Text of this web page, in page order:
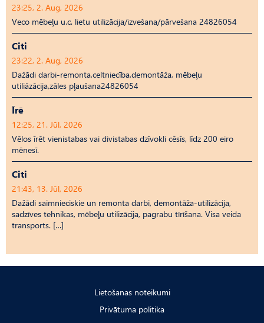
23:25, 2. Aug, 2026
Veco mēbeļu u.c. lietu utilizācija/izvešana/pārvešana 24826054
Citi
23:22, 2. Aug, 2026
Dažādi darbi-remonta,celtniecība,demontāža, mēbeļu
utiliāzācija,zāles pļaušana24826054
Īrē
12:25, 21. Jūl, 2026
Vēlos īrēt vienistabas vai divistabas dzīvokli cēsīs, līdz 200 eiro
mēnesī.
Citi
21:43, 13. Jūl, 2026
Dažādi saimnieciskie un remonta darbi, demontāža-utilizācija,
sadzīves tehnikas, mēbeļu utilizācija, pagrabu tīrīšana. Visa veida
transports. […]
Lietošanas noteikumi
Privātuma politika